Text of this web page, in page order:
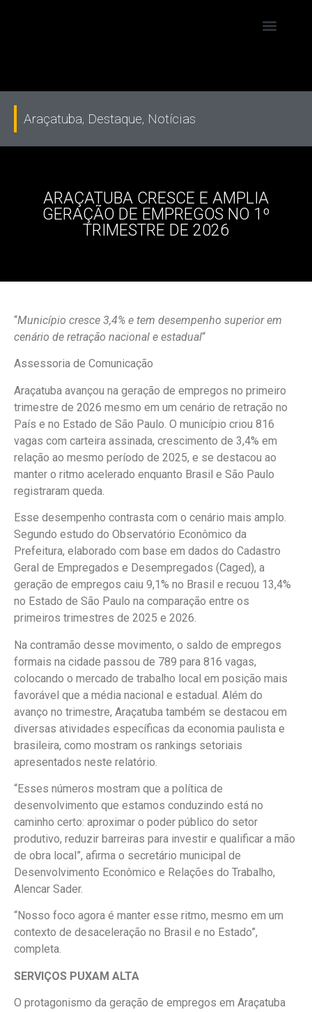
Araçatuba, Destaque, Notícias
ARAÇATUBA CRESCE E AMPLIA
GERAÇÃO DE EMPREGOS NO 1º
TRIMESTRE DE 2026
“Município cresce 3,4% e tem desempenho superior em
cenário de retração nacional e estadual“
Assessoria de Comunicação
Araçatuba avançou na geração de empregos no primeiro
trimestre de 2026 mesmo em um cenário de retração no
País e no Estado de São Paulo. O município criou 816
vagas com carteira assinada, crescimento de 3,4% em
relação ao mesmo período de 2025, e se destacou ao
manter o ritmo acelerado enquanto Brasil e São Paulo
registraram queda.
Esse desempenho contrasta com o cenário mais amplo.
Segundo estudo do Observatório Econômico da
Prefeitura, elaborado com base em dados do Cadastro
Geral de Empregados e Desempregados (Caged), a
geração de empregos caiu 9,1% no Brasil e recuou 13,4%
no Estado de São Paulo na comparação entre os
primeiros trimestres de 2025 e 2026.
Na contramão desse movimento, o saldo de empregos
formais na cidade passou de 789 para 816 vagas,
colocando o mercado de trabalho local em posição mais
favorável que a média nacional e estadual. Além do
avanço no trimestre, Araçatuba também se destacou em
diversas atividades específicas da economia paulista e
brasileira, como mostram os rankings setoriais
apresentados neste relatório.
“Esses números mostram que a política de
desenvolvimento que estamos conduzindo está no
caminho certo: aproximar o poder público do setor
produtivo, reduzir barreiras para investir e qualificar a mão
de obra local”, afirma o secretário municipal de
Desenvolvimento Econômico e Relações do Trabalho,
Alencar Sader.
“Nosso foco agora é manter esse ritmo, mesmo em um
contexto de desaceleração no Brasil e no Estado”,
completa.
SERVIÇOS PUXAM ALTA
O protagonismo da geração de empregos em Araçatuba